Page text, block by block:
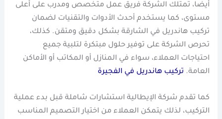
أيضا، تمتلك الشركة فريق عمل متخصص ومدرب على أعلى
مستوى، كما يستخدم أحدث الأدوات والتقنيات لضمان
تركيب هاندريل في الشارقة بشكل دقيق ومتقن. كذلك،
تحرص الشركة على توفير حلول مبتكرة لتلبية جميع
احتياجات العملاء، سواء في المنازل أو المكاتب أو الأماكن
العامة. تركيب هاندريل في الفجيرة
كما تقدم شركة الإيطالية استشارات شاملة قبل بدء عملية
التركيب، لذلك يتمكن العملاء من اختيار التصميم المناسب